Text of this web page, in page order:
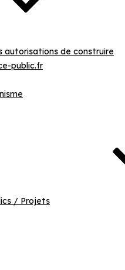
autorisations de construire
public.fr
/ Projets